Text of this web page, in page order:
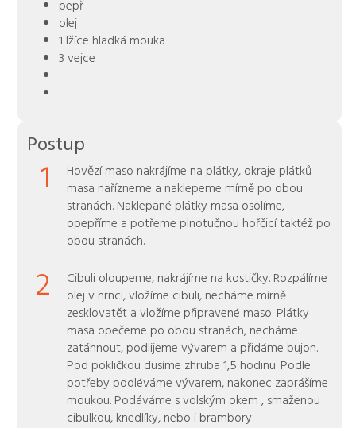
pepř
olej
1 lžíce hladká mouka
3 vejce
.
Postup
1
Hovězí maso nakrájíme na plátky, okraje plátků
masa nařízneme a naklepeme mírně po obou
stranách. Naklepané plátky masa osolíme,
opepříme a potřeme plnotučnou hořčicí taktéž po
obou stranách.
2
Cibuli oloupeme, nakrájíme na kostičky. Rozpálíme
olej v hrnci, vložíme cibuli, necháme mírně
zesklovatět a vložíme připravené maso. Plátky
masa opečeme po obou stranách, necháme
zatáhnout, podlijeme vývarem a přidáme bujon.
Pod pokličkou dusíme zhruba 1,5 hodinu. Podle
potřeby podléváme vývarem, nakonec zaprášíme
moukou. Podáváme s volským okem , smaženou
cibulkou, knedlíky, nebo i brambory.